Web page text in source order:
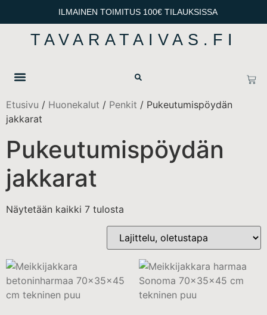
ILMAINEN TOIMITUS 100€ TILAUKSISSA
TAVARATAIVAS.FI
Etusivu / Huonekalut / Penkit / Pukeutumispöydän
jakkarat
Pukeutumispöydän
jakkarat
Näytetään kaikki 7 tulosta